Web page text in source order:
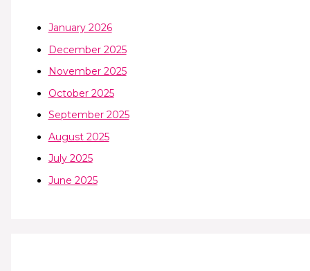
January 2026
December 2025
November 2025
October 2025
September 2025
August 2025
July 2025
June 2025